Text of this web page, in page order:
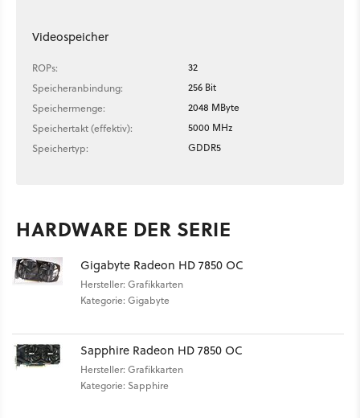
Videospeicher
ROPs:
32
Speicheranbindung:
256 Bit
Speichermenge:
2048 MByte
Speichertakt (effektiv):
5000 MHz
Speichertyp:
GDDR5
HARDWARE DER SERIE
Gigabyte Radeon HD 7850 OC
Hersteller: Grafikkarten
Kategorie: Gigabyte
Sapphire Radeon HD 7850 OC
Hersteller: Grafikkarten
Kategorie: Sapphire